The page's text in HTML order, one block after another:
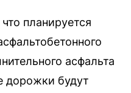
планируется
асфальта
дорожки будут